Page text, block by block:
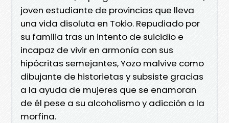
joven estudiante de provincias que lleva
una vida disoluta en Tokio. Repudiado por
su familia tras un intento de suicidio e
incapaz de vivir en armonía con sus
hipócritas semejantes, Yozo malvive como
dibujante de historietas y subsiste gracias
a la ayuda de mujeres que se enamoran
de él pese a su alcoholismo y adicción a la
morfina.